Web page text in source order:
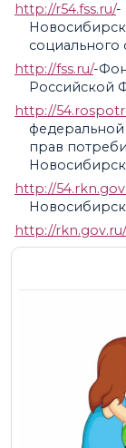
http://r54.fss.ru/-
http://fss.ru/-
Российской
http://
прав
http://
http://rkn.gov.ru/